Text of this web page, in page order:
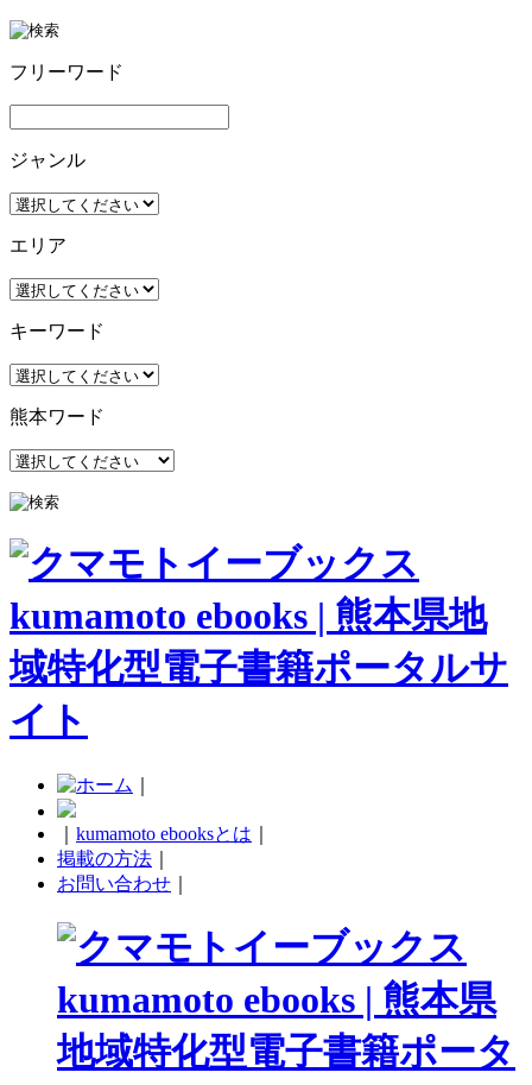
フリーワード
ジャンル
エリア
キーワード
熊本ワード
kumamoto ebooksとは
掲載の方法
お問い合わせ